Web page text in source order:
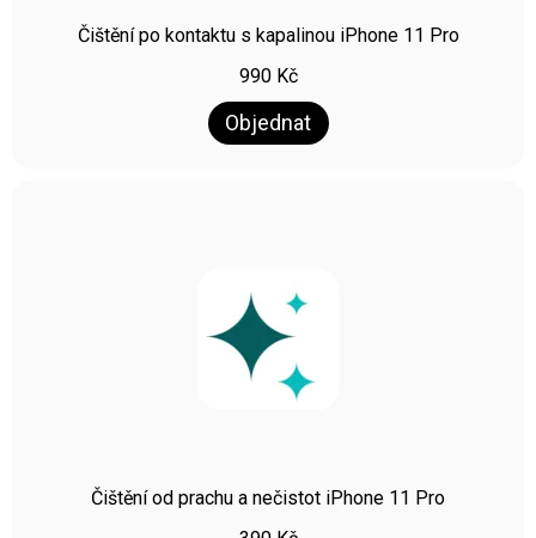
Čištění po kontaktu s kapalinou iPhone 11 Pro
990 Kč
Objednat
Čištění od prachu a nečistot iPhone 11 Pro